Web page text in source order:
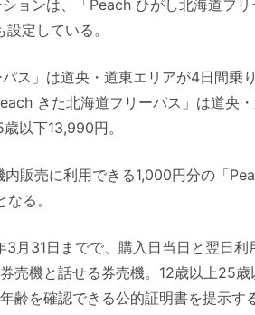
ョンは、「Peach ひがし北海道フ
定している。
パス」は道央・道東エリアが4日間乗
きた北海道フリーパス」は道央
以下13,990円。
販売に利用できる1,000円分の「
る。
月31日までで、購入日当日と翌日利
売機と話せる券売機。12歳以上25歳
齢を確認できる公的証明書を提示す